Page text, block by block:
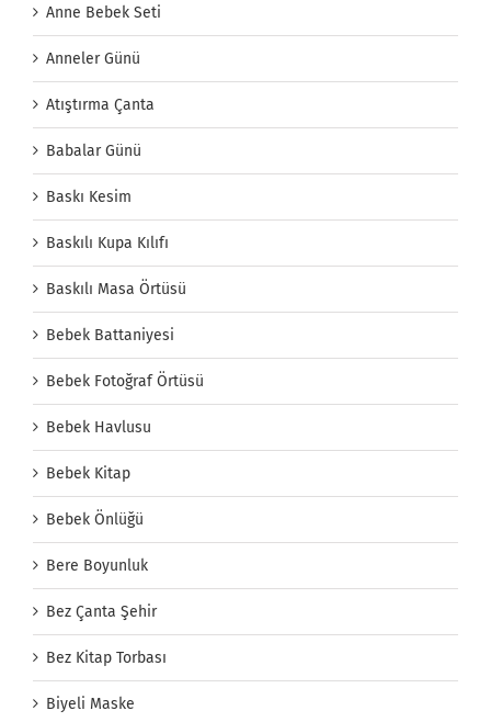
Anne Bebek Seti
Anneler Günü
Atıştırma Çanta
Babalar Günü
Baskı Kesim
Baskılı Kupa Kılıfı
Baskılı Masa Örtüsü
Bebek Battaniyesi
Bebek Fotoğraf Örtüsü
Bebek Havlusu
Bebek Kitap
Bebek Önlüğü
Bere Boyunluk
Bez Çanta Şehir
Bez Kitap Torbası
Biyeli Maske